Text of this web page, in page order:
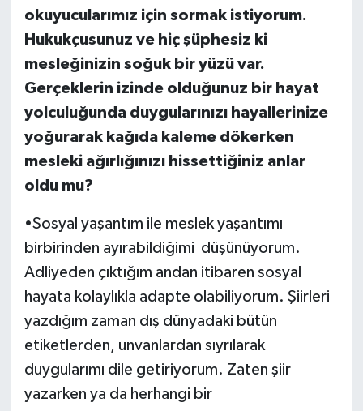
okuyucularımız için sormak istiyorum.
Hukukçusunuz ve hiç şüphesiz ki
mesleğinizin soğuk bir yüzü var.
Gerçeklerin izinde olduğunuz bir hayat
yolculuğunda duygularınızı hayallerinize
yoğurarak kağıda kaleme dökerken
mesleki ağırlığınızı hissettiğiniz anlar
oldu mu?
•Sosyal yaşantım ile meslek yaşantımı
birbirinden ayırabildiğimi düşünüyorum.
Adliyeden çıktığım andan itibaren sosyal
hayata kolaylıkla adapte olabiliyorum. Şiirleri
yazdığım zaman dış dünyadaki bütün
etiketlerden, unvanlardan sıyrılarak
duygularımı dile getiriyorum. Zaten şiir
yazarken ya da herhangi bir